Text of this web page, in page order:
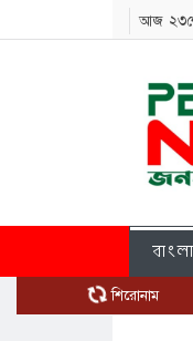
আজ ২৩শে
শিরোনাম